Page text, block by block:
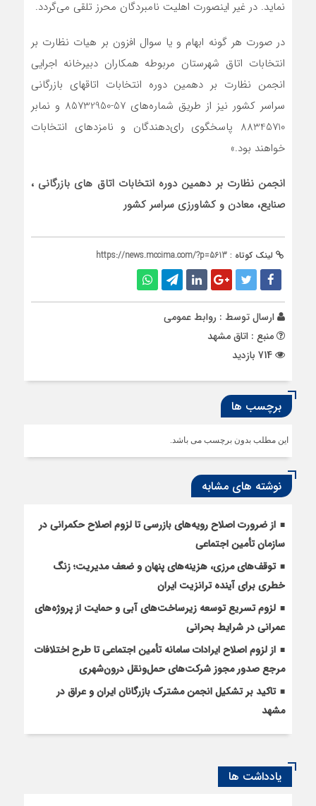
نماید. در غیر اینصورت اهلیت نامبردگان محرز تلقی می‌گردد.
در صورت هر گونه ابهام و یا سوال افزون بر هیات نظارت بر
انتخابات اتاق‌ شهرستان مربوطه همکاران دبیرخانه اجرایی
انجمن نظارت بر دهمین دوره انتخابات اتاق‎های بازرگانی
سراسر کشور نیز از طریق شماره‌های 57-85732950 و نمابر
88345710 پاسخگوی رای‌دهندگان و نامزدهای انتخابات
خواهند بود.»
انجمن نظارت بر دهمین دوره انتخاباتاتاق های بازرگانی ،
صنایع، معادن و کشاورزی سراسر کشور
لینک کوتاه : https://news.mccima.com/?p=5613
ارسال توسط : روابط عمومی
منبع : اتاق مشهد
برچسب ها
این مطلب بدون برچسب می باشد.
نوشته های مشابه
از ضرورت اصلاح رویه‌های بازرسی تا لزوم اصلاح حکمرانی در
سازمان تأمین اجتماعی
توقف‌های مرزی، هزینه‌های پنهان و ضعف مدیریت؛ زنگ
خطری برای آینده ترانزیت ایران
لزوم تسریع توسعه زیرساخت‌های آبی و حمایت از پروژه‌های
عمرانی در شرایط بحرانی
از لزوم اصلاح ایرادات سامانه تأمین اجتماعی تا طرح اختلافات
مرجع صدور مجوز شرکت‌های حمل‌ونقل درون‌شهری
تاکید بر تشکیل انجمن مشترک بازرگانان ایران و عراق در
مشهد
یادداشت ها